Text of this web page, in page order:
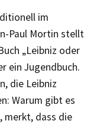
im
Paul Mortin stellt
„Leibniz oder
ein Jugendbuch.
die Leibniz
Warum gibt es
merkt, dass die